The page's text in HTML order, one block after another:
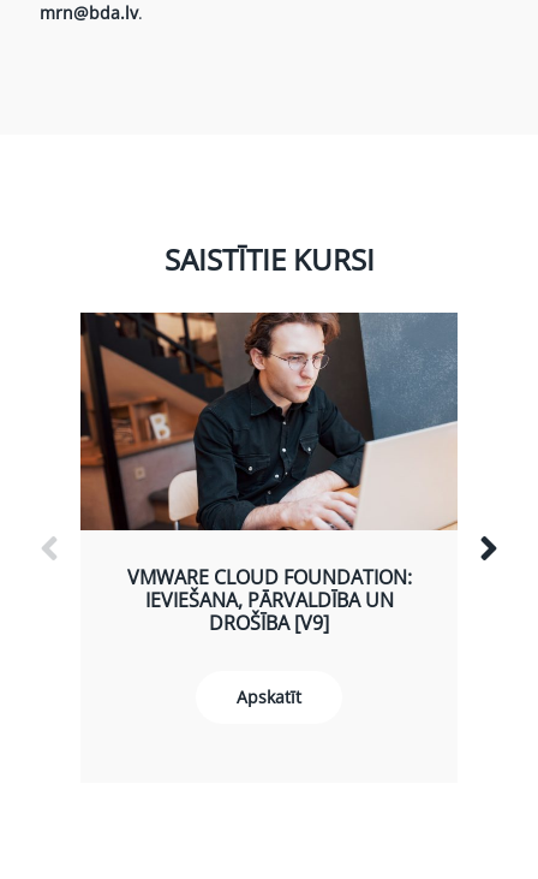
mrn@bda.lv.
SAISTĪTIE KURSI
VMWARE CLOUD FOUNDATION:
IEVIEŠANA, PĀRVALDĪBA UN
DROŠĪBA [V9]
Apskatīt